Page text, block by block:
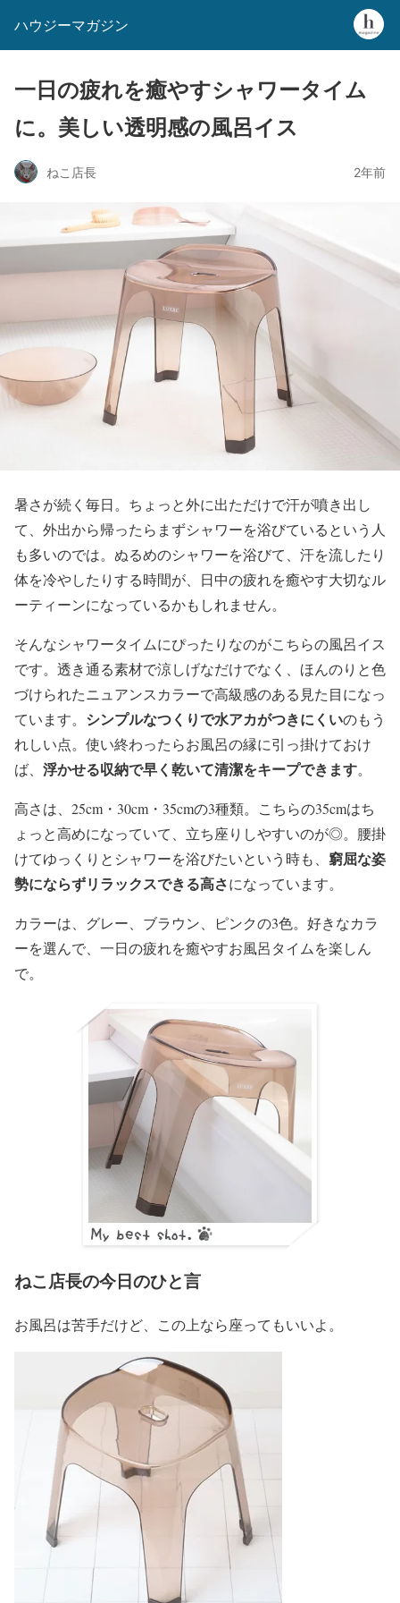
ハウジーマガジン
一日の疲れを癒やすシャワータイム
に。美しい透明感の風呂イス
ねこ店長 2年前
暑さが続く毎日。ちょっと外に出ただけで汗が噴き出し
て、外出から帰ったらまずシャワーを浴びているという人
も多いのでは。ぬるめのシャワーを浴びて、汗を流したり
体を冷やしたりする時間が、日中の疲れを癒やす大切なル
ーティーンになっているかもしれません。
そんなシャワータイムにぴったりなのがこちらの風呂イス
です。透き通る素材で涼しげなだけでなく、ほんのりと色
づけられたニュアンスカラーで高級感のある見た目になっ
ています。 シンプルなつくりで水アカがつきにくいのもう
れしい点。使い終わったらお風呂の縁に引っ掛けておけ
ば、 浮かせる収納で早く乾いて清潔をキープできます。
高さは、25cm・30cm・35cmの3種類。こちらの35cmはち
ょっと高めになっていて、立ち座りしやすいのが◎。腰掛
けてゆっくりとシャワーを浴びたいという時も、 窮屈な姿
勢にならずリラックスできる高さになっています。
カラーは、グレー、ブラウン、ピンクの3色。好きなカラ
ーを選んで、一日の疲れを癒やすお風呂タイムを楽しん
で。
ねこ店長の今日のひと言
お風呂は苦手だけど、この上なら座ってもいいよ。